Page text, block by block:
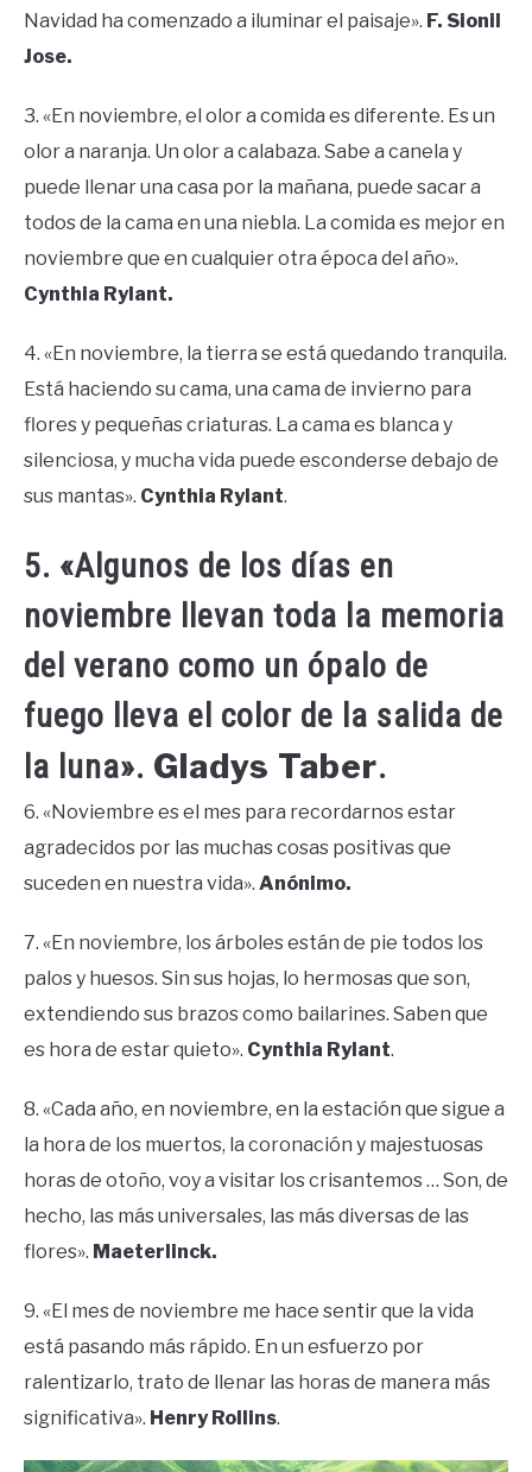
Navidad ha comenzado a iluminar el paisaje». F. Sionil
Jose.
3. «En noviembre, el olor a comida es diferente. Es un
olor a naranja. Un olor a calabaza. Sabe a canela y
puede llenar una casa por la mañana, puede sacar a
todos de la cama en una niebla. La comida es mejor en
noviembre que en cualquier otra época del año».
Cynthia Rylant.
4. «En noviembre, la tierra se está quedando tranquila.
Está haciendo su cama, una cama de invierno para
flores y pequeñas criaturas. La cama es blanca y
silenciosa, y mucha vida puede esconderse debajo de
sus mantas». Cynthia Rylant.
5. «Algunos de los días en
noviembre llevan toda la memoria
del verano como un ópalo de
fuego lleva el color de la salida de
la luna». Gladys Taber.
6. «Noviembre es el mes para recordarnos estar
agradecidos por las muchas cosas positivas que
suceden en nuestra vida». Anónimo.
7. «En noviembre, los árboles están de pie todos los
palos y huesos. Sin sus hojas, lo hermosas que son,
extendiendo sus brazos como bailarines. Saben que
es hora de estar quieto». Cynthia Rylant.
8. «Cada año, en noviembre, en la estación que sigue a
la hora de los muertos, la coronación y majestuosas
horas de otoño, voy a visitar los crisantemos … Son, de
hecho, las más universales, las más diversas de las
flores». Maeterlinck.
9. «El mes de noviembre me hace sentir que la vida
está pasando más rápido. En un esfuerzo por
ralentizarlo, trato de llenar las horas de manera más
significativa». Henry Rollins.